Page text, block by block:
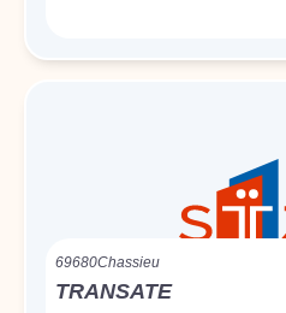
69680Chassieu
TRANSATE